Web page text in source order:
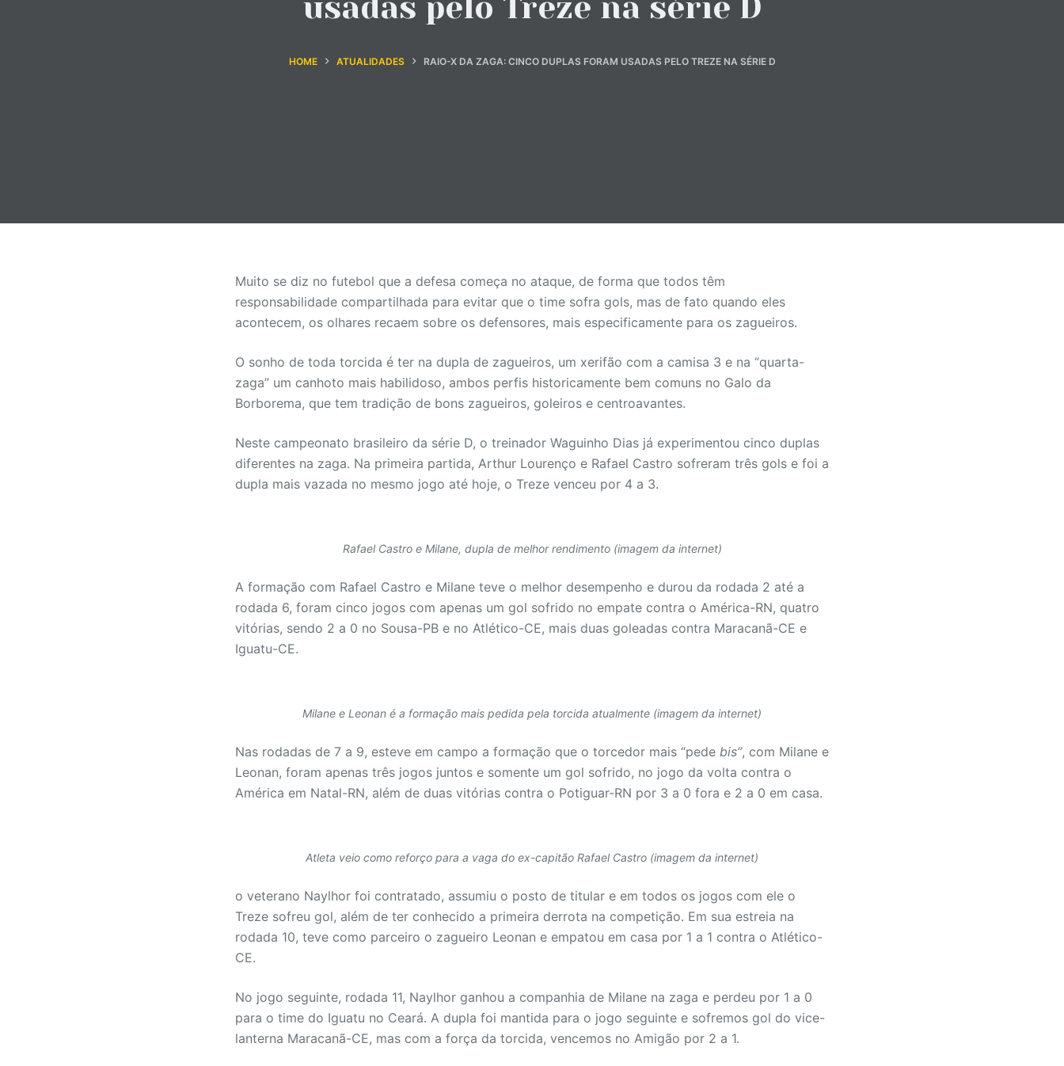
usadas pelo Treze na série D
HOME ATUALIDADES RAIO-X DA ZAGA: CINCO DUPLAS FORAM USADAS PELO TREZE NA SÉRIE D
Muito se diz no futebol que a defesa começa no ataque, de forma que todos têm
responsabilidade compartilhada para evitar que o time sofra gols, mas de fato quando eles
acontecem, os olhares recaem sobre os defensores, mais especificamente para os zagueiros.
O sonho de toda torcida é ter na dupla de zagueiros, um xerifão com a camisa 3 e na “quarta-
zaga” um canhoto mais habilidoso, ambos perfis historicamente bem comuns no Galo da
Borborema, que tem tradição de bons zagueiros, goleiros e centroavantes.
Neste campeonato brasileiro da série D, o treinador Waguinho Dias já experimentou cinco duplas
diferentes na zaga. Na primeira partida, Arthur Lourenço e Rafael Castro sofreram três gols e foi a
dupla mais vazada no mesmo jogo até hoje, o Treze venceu por 4 a 3.
Rafael Castro e Milane, dupla de melhor rendimento (imagem da internet)
A formação com Rafael Castro e Milane teve o melhor desempenho e durou da rodada 2 até a
rodada 6, foram cinco jogos com apenas um gol sofrido no empate contra o América-RN, quatro
vitórias, sendo 2 a 0 no Sousa-PB e no Atlético-CE, mais duas goleadas contra Maracanã-CE e
Iguatu-CE.
Milane e Leonan é a formação mais pedida pela torcida atualmente (imagem da internet)
Nas rodadas de 7 a 9, esteve em campo a formação que o torcedor mais “pede bis”, com Milane e
Leonan, foram apenas três jogos juntos e somente um gol sofrido, no jogo da volta contra o
América em Natal-RN, além de duas vitórias contra o Potiguar-RN por 3 a 0 fora e 2 a 0 em casa.
Atleta veio como reforço para a vaga do ex-capitão Rafael Castro (imagem da internet)
o veterano Naylhor foi contratado, assumiu o posto de titular e em todos os jogos com ele o
Treze sofreu gol, além de ter conhecido a primeira derrota na competição. Em sua estreia na
rodada 10, teve como parceiro o zagueiro Leonan e empatou em casa por 1 a 1 contra o Atlético-
CE.
No jogo seguinte, rodada 11, Naylhor ganhou a companhia de Milane na zaga e perdeu por 1 a 0
para o time do Iguatu no Ceará. A dupla foi mantida para o jogo seguinte e sofremos gol do vice-
lanterna Maracanã-CE, mas com a força da torcida, vencemos no Amigão por 2 a 1.